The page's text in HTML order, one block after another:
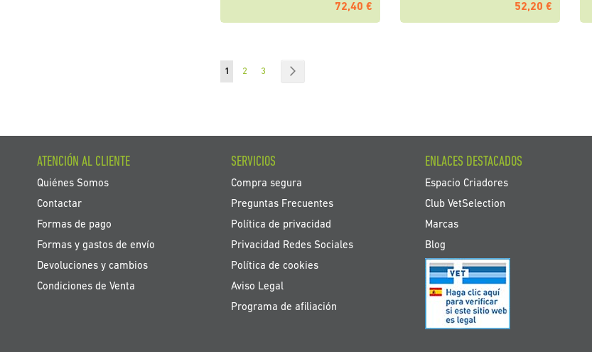
72,40 € 52,20 €
Página
Actualmente estás leyendo página
1 Página
2 Página
3
ATENCIÓN AL CLIENTE
Quiénes Somos
Contactar
Formas de pago
Formas y gastos de envío
Devoluciones y cambios
Condiciones de Venta
SERVICIOS
Compra segura
Preguntas Frecuentes
Política de privacidad
Privacidad Redes Sociales
Política de cookies
Aviso Legal
Programa de afiliación
ENLACES DESTACADOS
Espacio Criadores
Club VetSelection
Marcas
Blog